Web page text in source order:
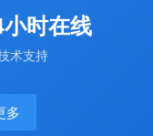
时在线
术支持
多